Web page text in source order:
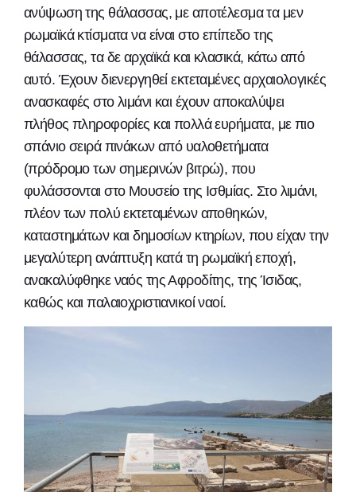
ανύψωση της θάλασσας, με αποτέλεσμα τα μεν
ρωμαϊκά κτίσματα να είναι στο επίπεδο της
θάλασσας, τα δε αρχαϊκά και κλασικά, κάτω από
αυτό. Έχουν διενεργηθεί εκτεταμένες αρχαιολογικές
ανασκαφές στο λιμάνι και έχουν αποκαλύψει
πλήθος πληροφορίες και πολλά ευρήματα, με πιο
σπάνιο σειρά πινάκων από υαλοθετήματα
(πρόδρομο των σημερινών βιτρώ), που
φυλάσσονται στο Μουσείο της Ισθμίας. Στο λιμάνι,
πλέον των πολύ εκτεταμένων αποθηκών,
καταστημάτων και δημοσίων κτηρίων, που είχαν την
μεγαλύτερη ανάπτυξη κατά τη ρωμαϊκή εποχή,
ανακαλύφθηκε ναός της Αφροδίτης, της Ίσιδας,
καθώς και παλαιοχριστιανικοί ναοί.